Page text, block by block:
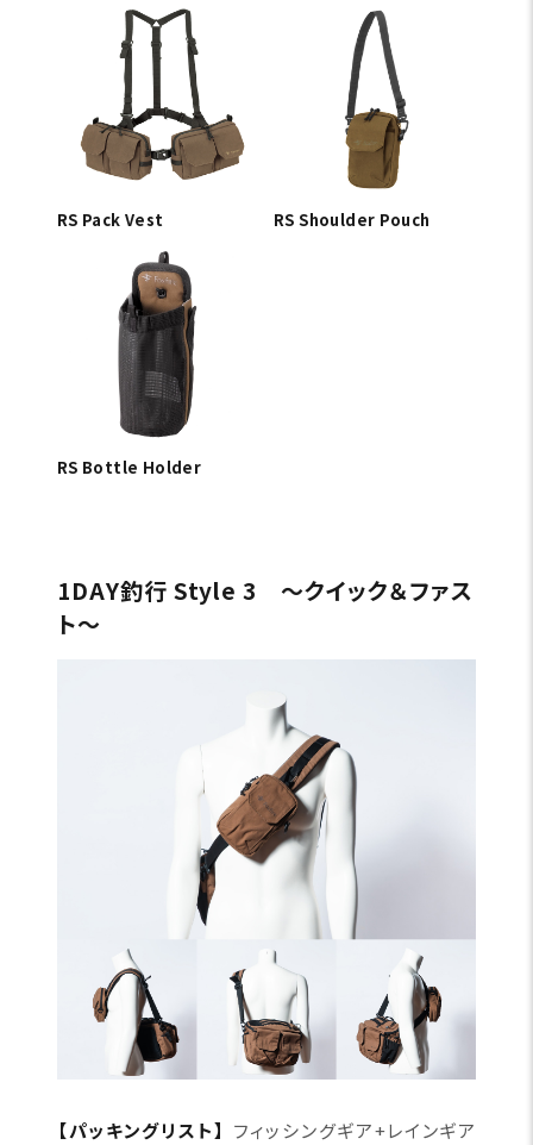
RS Pack Vest RS Shoulder Pouch
RS Bottle Holder
1DAY釣行 Style 3 〜クイック＆ファス
ト〜
【パッキングリスト】 フィッシングギア+レインギア